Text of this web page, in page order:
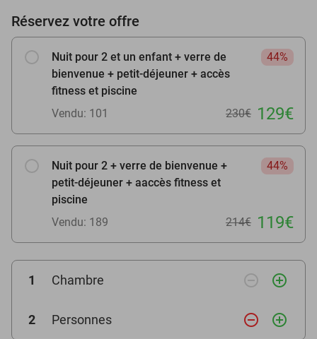
Réservez votre offre
Nuit pour 2 et un enfant + verre de
bienvenue + petit-déjeuner + accès
fitness et piscine
44%
Vendu: 101 230€ 129€
Nuit pour 2 + verre de bienvenue +
petit-déjeuner + aaccès fitness et
piscine
44%
Vendu: 189 214€ 119€
1 Chambre remove_circle_outline add_circle_outline
2 Personnes remove_circle_outline add_circle_outline